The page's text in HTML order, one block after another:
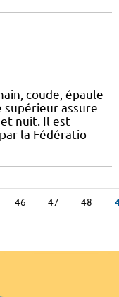
coude, épaule
supérieur assure
et nuit. Il est
la Fédératio
46 47 48